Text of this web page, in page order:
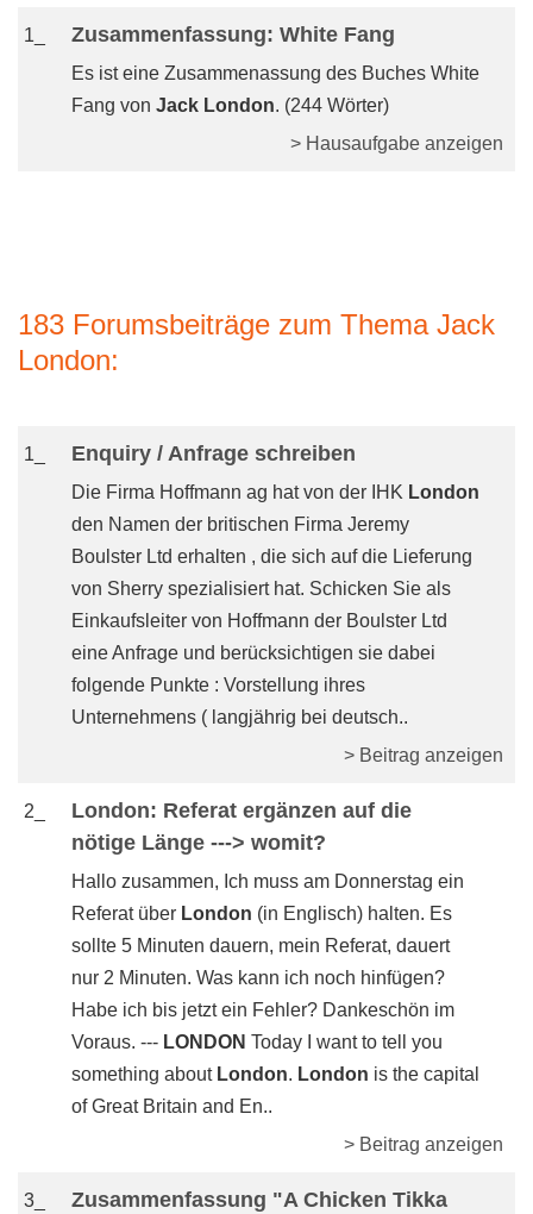
1_ Zusammenfassung: White Fang
Es ist eine Zusammenassung des Buches White
Fang von Jack London. (244 Wörter)
> Hausaufgabe anzeigen
183 Forumsbeiträge zum Thema Jack
London:
1_ Enquiry / Anfrage schreiben
Die Firma Hoffmann ag hat von der IHK London
den Namen der britischen Firma Jeremy
Boulster Ltd erhalten , die sich auf die Lieferung
von Sherry spezialisiert hat. Schicken Sie als
Einkaufsleiter von Hoffmann der Boulster Ltd
eine Anfrage und berücksichtigen sie dabei
folgende Punkte : Vorstellung ihres
Unternehmens ( langjährig bei deutsch..
> Beitrag anzeigen
2_
London: Referat ergänzen auf die
nötige Länge ---> womit?
Hallo zusammen, Ich muss am Donnerstag ein
Referat über London (in Englisch) halten. Es
sollte 5 Minuten dauern, mein Referat, dauert
nur 2 Minuten. Was kann ich noch hinfügen?
Habe ich bis jetzt ein Fehler? Dankeschön im
Voraus. --- LONDON Today I want to tell you
something about London. London is the capital
of Great Britain and En..
> Beitrag anzeigen
3_
Zusammenfassung "A Chicken Tikka